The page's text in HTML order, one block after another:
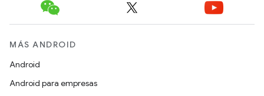
MÁS ANDROID
Android
Android para empresas